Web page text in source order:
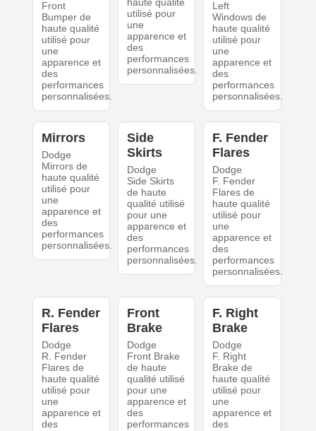
Front
Bumper de
haute qualité
utilisé pour
une
apparence et
des
performances
personnalisées.
utilisé pour
une
apparence et
des
performances
personnalisées.
Left
Windows de
haute qualité
utilisé pour
une
apparence et
des
performances
personnalisées.
Mirrors
Dodge
Mirrors de
haute qualité
utilisé pour
une
apparence et
des
performances
personnalisées.
Side
Skirts
Dodge
Side Skirts
de haute
qualité utilisé
pour une
apparence et
des
performances
personnalisées.
F. Fender
Flares
Dodge
F. Fender
Flares de
haute qualité
utilisé pour
une
apparence et
des
performances
personnalisées.
R. Fender
Flares
Dodge
R. Fender
Flares de
haute qualité
utilisé pour
une
apparence et
des
Front
Brake
Dodge
Front Brake
de haute
qualité utilisé
pour une
apparence et
des
performances
F. Right
Brake
Dodge
F. Right
Brake de
haute qualité
utilisé pour
une
apparence et
des